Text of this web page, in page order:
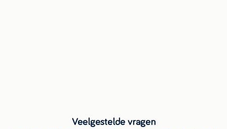
Veelgestelde vragen